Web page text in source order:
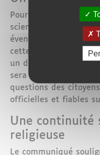
Pour mener à bien
scientifique chargée
éventuel d’experts,
cette fatwa. Le
un délai d’un mois.
sera ouvert
questions des
officielles et fiables
Une continuité
religieuse
Le communiqué